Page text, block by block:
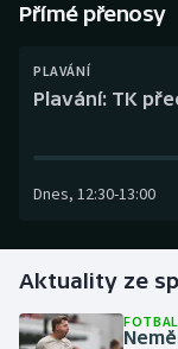
Curling
Dostihy
Futsal
Golf
Gymnastika
Přímé přenosy
PLAVÁNÍ
Plavání: TK
Dnes, 12:30-13:00
Aktuality ze
FOTBAL